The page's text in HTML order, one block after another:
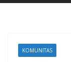
KOMUNITAS